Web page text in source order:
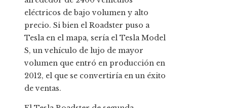
eléctricos de bajo volumen y alto
precio. Si bien el Roadster puso a
Tesla en el mapa, sería el Tesla Model
S, un vehículo de lujo de mayor
volumen que entró en producción en
2012, el que se convertiría en un éxito
de ventas.